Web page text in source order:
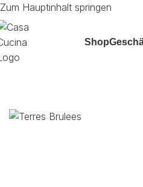
Zum Hauptinhalt springen
Shop
Start